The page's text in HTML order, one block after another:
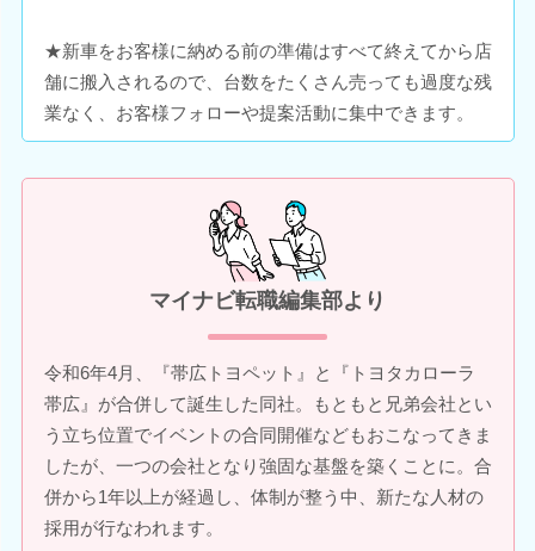
★新車をお客様に納める前の準備はすべて終えてから店
舗に搬入されるので、台数をたくさん売っても過度な残
業なく、お客様フォローや提案活動に集中できます。
マイナビ転職編集部より
令和6年4月、『帯広トヨペット』と『トヨタカローラ
帯広』が合併して誕生した同社。もともと兄弟会社とい
う立ち位置でイベントの合同開催などもおこなってきま
したが、一つの会社となり強固な基盤を築くことに。合
併から1年以上が経過し、体制が整う中、新たな人材の
採用が行なわれます。